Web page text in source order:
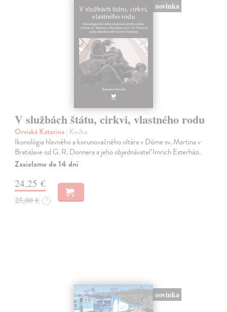
novinka
V službách štátu, cirkvi, vlastného rodu
Orviská Katarína| Kniha
Ikonológia hlavného a korunovačného oltára v Dóme sv. Martina v
Bratislave od G. R. Donnera a jeho objednávateľ Imrich Esterházi.
Zasielame do 14 dní
24,25 €
25,00 € ?
novinka